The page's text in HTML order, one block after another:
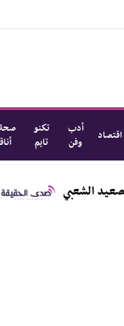
اقتصاد
أدب
وفن
تكنو
تايم
انتقالي